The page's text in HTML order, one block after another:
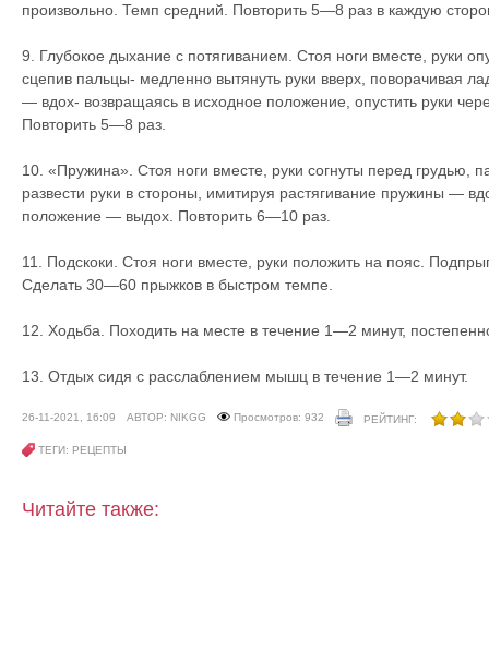
произвольно. Темп средний. Повторить 5—8 раз в каждую
9. Глубокое дыхание с потягиванием. Стоя ноги вместе, руки
сцепив пальцы- медленно вытянуть руки вверх, поворачивая
— вдох- возвращаясь в исходное положение, опустить руки
Повторить 5—8 раз.
10. «Пружина». Стоя ноги вместе, руки согнуты перед грудью,
развести руки в стороны, имитируя растягивание пружины —
положение — выдох. Повторить 6—10 раз.
11. Подскоки. Стоя ноги вместе, руки положить на пояс.
Сделать 30—60 прыжков в быстром темпе.
12. Ходьба. Походить на месте в течение 1—2 минут,
13. Отдых сидя с расслаблением мышц в течение 1—2 минут.
26-11-2021, 16:09 АВТОР: NIKGG Просмотров: 932 РЕЙТИНГ:
ТЕГИ: РЕЦЕПТЫ
Читайте также: